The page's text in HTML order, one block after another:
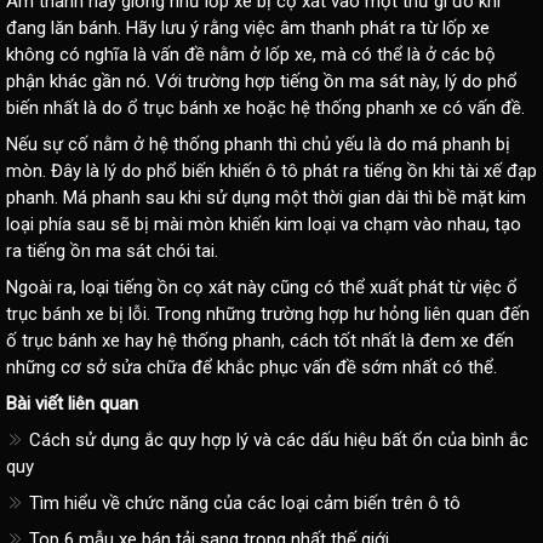
đang lăn bánh. Hãy lưu ý rằng việc âm thanh phát ra từ lốp xe
không có nghĩa là vấn đề nằm ở lốp xe, mà có thể là ở các bộ
phận khác gần nó. Với trường hợp tiếng ồn ma sát này, lý do phổ
biến nhất là do ổ trục bánh xe hoặc hệ thống phanh xe có vấn đề.
Nếu sự cố nằm ở hệ thống phanh thì chủ yếu là do má phanh bị
mòn. Đây là lý do phổ biến khiến ô tô phát ra tiếng ồn khi tài xế đạp
phanh. Má phanh sau khi sử dụng một thời gian dài thì bề mặt kim
loại phía sau sẽ bị mài mòn khiến kim loại va chạm vào nhau, tạo
ra tiếng ồn ma sát chói tai.
Ngoài ra, loại tiếng ồn cọ xát này cũng có thể xuất phát từ việc ổ
trục bánh xe bị lỗi. Trong những trường hợp hư hỏng liên quan đến
ố trục bánh xe hay hệ thống phanh, cách tốt nhất là đem xe đến
những cơ sở sửa chữa để khắc phục vấn đề sớm nhất có thể.
Bài viết liên quan
Cách sử dụng ắc quy hợp lý và các dấu hiệu bất ổn của bình ắc
quy
Tìm hiểu về chức năng của các loại cảm biến trên ô tô